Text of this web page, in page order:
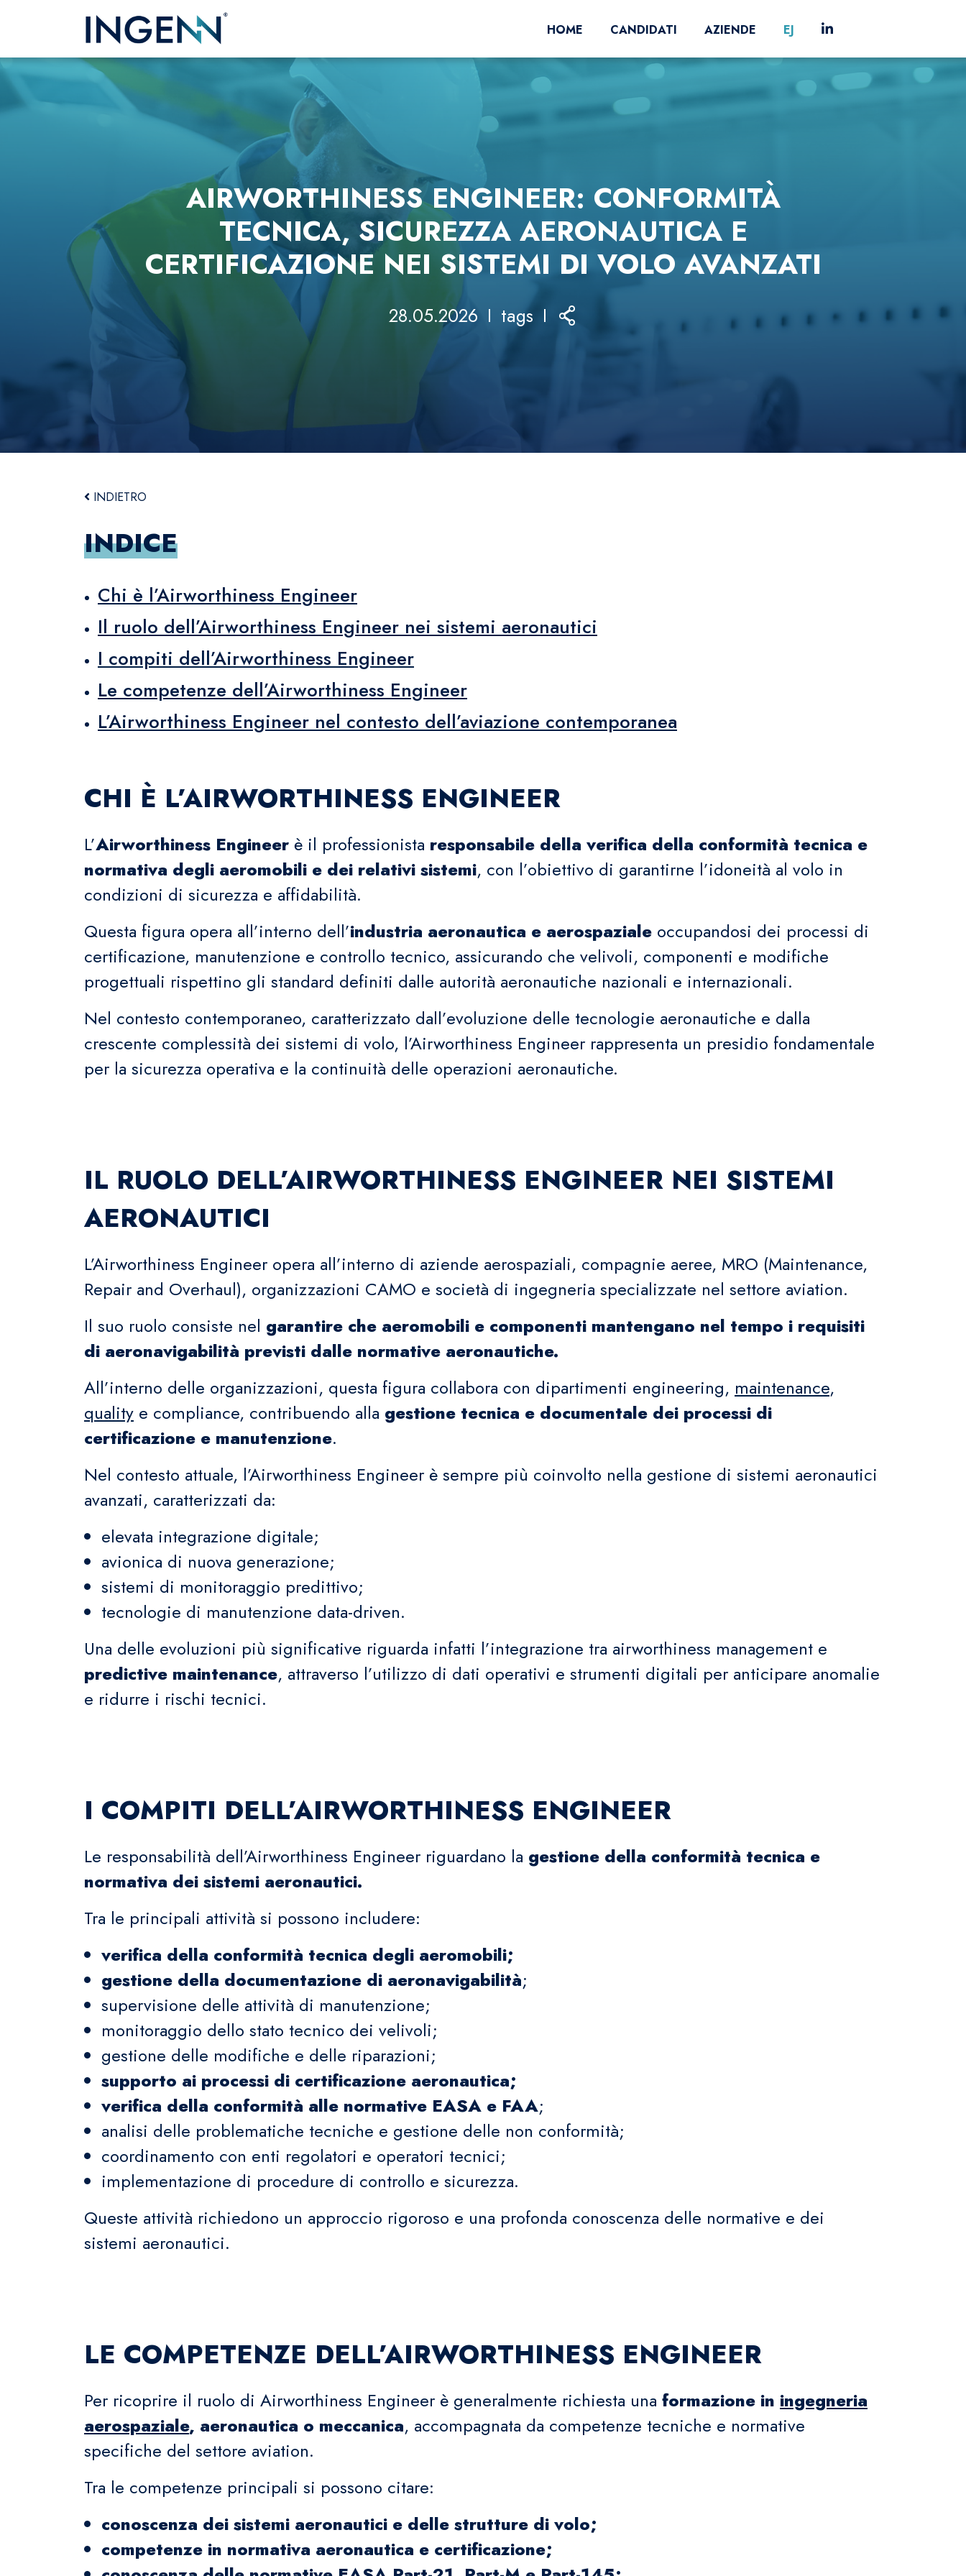
HOME CANDIDATI AZIENDE EJ
AIRWORTHINESS ENGINEER: CONFORMITÀ
TECNICA, SICUREZZA AERONAUTICA E
CERTIFICAZIONE NEI SISTEMI DI VOLO AVANZATI
28.05.2026 tags
INDIETRO
INDICE
Chi è l’Airworthiness Engineer
Il ruolo dell’Airworthiness Engineer nei sistemi aeronautici
I compiti dell’Airworthiness Engineer
Le competenze dell’Airworthiness Engineer
L’Airworthiness Engineer nel contesto dell’aviazione contemporanea
CHI È L’AIRWORTHINESS ENGINEER
L’Airworthiness Engineer è il professionista responsabile della verifica della conformità tecnica e
normativa degli aeromobili e dei relativi sistemi, con l’obiettivo di garantirne l’idoneità al volo in
condizioni di sicurezza e affidabilità.
Questa figura opera all’interno dell’industria aeronautica e aerospaziale occupandosi dei processi di
certificazione, manutenzione e controllo tecnico, assicurando che velivoli, componenti e modifiche
progettuali rispettino gli standard definiti dalle autorità aeronautiche nazionali e internazionali.
Nel contesto contemporaneo, caratterizzato dall’evoluzione delle tecnologie aeronautiche e dalla
crescente complessità dei sistemi di volo, l’Airworthiness Engineer rappresenta un presidio fondamentale
per la sicurezza operativa e la continuità delle operazioni aeronautiche.
IL RUOLO DELL’AIRWORTHINESS ENGINEER NEI SISTEMI
AERONAUTICI
L’Airworthiness Engineer opera all’interno di aziende aerospaziali, compagnie aeree, MRO (Maintenance,
Repair and Overhaul), organizzazioni CAMO e società di ingegneria specializzate nel settore aviation.
Il suo ruolo consiste nel garantire che aeromobili e componenti mantengano nel tempo i requisiti
di aeronavigabilità previsti dalle normative aeronautiche.
All’interno delle organizzazioni, questa figura collabora con dipartimenti engineering, maintenance,
quality e compliance, contribuendo alla gestione tecnica e documentale dei processi di
certificazione e manutenzione.
Nel contesto attuale, l’Airworthiness Engineer è sempre più coinvolto nella gestione di sistemi aeronautici
avanzati, caratterizzati da:
elevata integrazione digitale;
avionica di nuova generazione;
sistemi di monitoraggio predittivo;
tecnologie di manutenzione data-driven.
Una delle evoluzioni più significative riguarda infatti l’integrazione tra airworthiness management e
predictive maintenance, attraverso l’utilizzo di dati operativi e strumenti digitali per anticipare anomalie
e ridurre i rischi tecnici.
I COMPITI DELL’AIRWORTHINESS ENGINEER
Le responsabilità dell’Airworthiness Engineer riguardano la gestione della conformità tecnica e
normativa dei sistemi aeronautici.
Tra le principali attività si possono includere:
verifica della conformità tecnica degli aeromobili;
gestione della documentazione di aeronavigabilità;
supervisione delle attività di manutenzione;
monitoraggio dello stato tecnico dei velivoli;
gestione delle modifiche e delle riparazioni;
supporto ai processi di certificazione aeronautica;
verifica della conformità alle normative EASA e FAA;
analisi delle problematiche tecniche e gestione delle non conformità;
coordinamento con enti regolatori e operatori tecnici;
implementazione di procedure di controllo e sicurezza.
Queste attività richiedono un approccio rigoroso e una profonda conoscenza delle normative e dei
sistemi aeronautici.
LE COMPETENZE DELL’AIRWORTHINESS ENGINEER
Per ricoprire il ruolo di Airworthiness Engineer è generalmente richiesta una formazione in ingegneria
aerospaziale, aeronautica o meccanica, accompagnata da competenze tecniche e normative
specifiche del settore aviation.
Tra le competenze principali si possono citare:
conoscenza dei sistemi aeronautici e delle strutture di volo;
competenze in normativa aeronautica e certificazione;